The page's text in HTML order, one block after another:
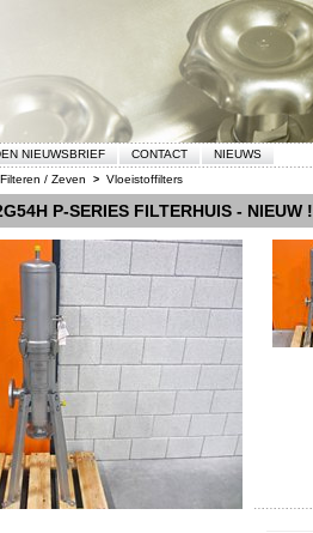
NIEUWSBRIEF CONTACT NIEUWS
/ Zeven > Vloeistoffilters
P-SERIES FILTERHUIS - NIEUW !